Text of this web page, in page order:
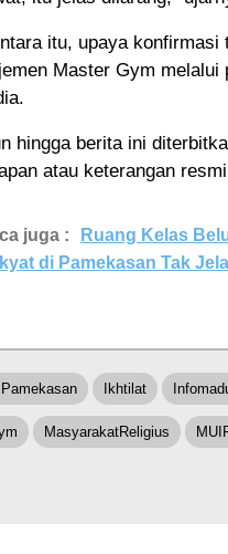
itu, upaya
Master Gym
hingga berita ini
atau keterangan
juga :
Ruang Kelas
di Pamekasan Tak
Ikhtilat
MasyarakatReligius